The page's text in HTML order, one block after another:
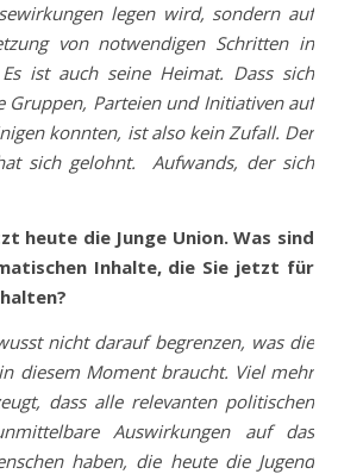
legen wird, sondern auf
von notwendigen Schritten in
ist auch seine Heimat. Dass sich
Gruppen, Parteien und Initiativen auf
konnten, ist also kein Zufall. Der
sich gelohnt. Aufwands, der sich
heute die Junge Union. Was sind
Inhalte, die Sie jetzt für
nicht darauf begrenzen, was die
diesem Moment braucht. Viel mehr
dass alle relevanten politischen
Auswirkungen auf das
haben, die heute die Jugend